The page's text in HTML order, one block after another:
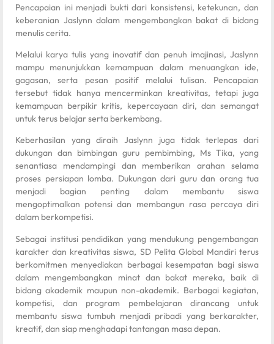
Pencapaian ini menjadi bukti dari konsistensi, ketekunan, dan
keberanian Jaslynn dalam mengembangkan bakat di bidang
menulis cerita.
Melalui karya tulis yang inovatif dan penuh imajinasi, Jaslynn
mampu menunjukkan kemampuan dalam menuangkan ide,
gagasan, serta pesan positif melalui tulisan. Pencapaian
tersebut tidak hanya mencerminkan kreativitas, tetapi juga
kemampuan berpikir kritis, kepercayaan diri, dan semangat
untuk terus belajar serta berkembang.
Keberhasilan yang diraih Jaslynn juga tidak terlepas dari
dukungan dan bimbingan guru pembimbing, Ms Tika, yang
senantiasa mendampingi dan memberikan arahan selama
proses persiapan lomba. Dukungan dari guru dan orang tua
menjadi bagian penting dalam membantu siswa
mengoptimalkan potensi dan membangun rasa percaya diri
dalam berkompetisi.
Sebagai institusi pendidikan yang mendukung pengembangan
karakter dan kreativitas siswa, SD Pelita Global Mandiri terus
berkomitmen menyediakan berbagai kesempatan bagi siswa
dalam mengembangkan minat dan bakat mereka, baik di
bidang akademik maupun non-akademik. Berbagai kegiatan,
kompetisi, dan program pembelajaran dirancang untuk
membantu siswa tumbuh menjadi pribadi yang berkarakter,
kreatif, dan siap menghadapi tantangan masa depan.